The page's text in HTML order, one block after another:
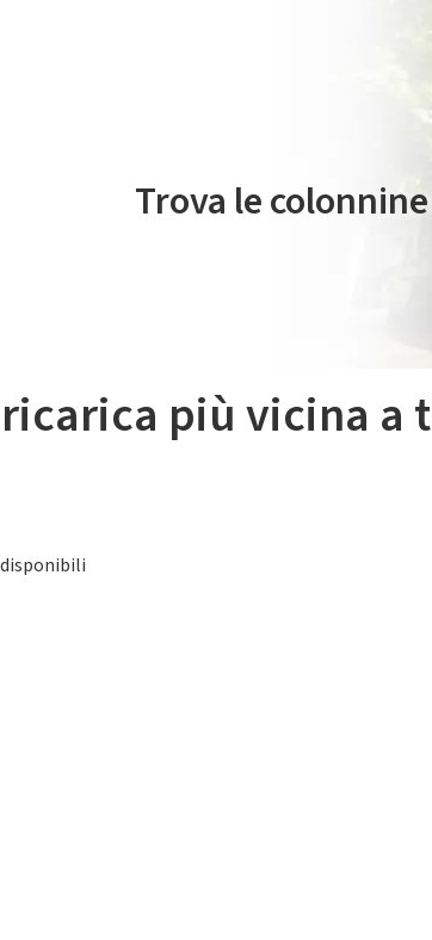
Il servizio di mobilità elettrica è gestito da
Trova le
più vicina a